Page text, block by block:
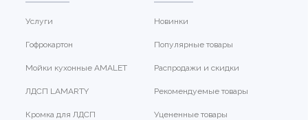
Услуги
Гофрокартон
Мойки кухонные AMALET
ЛДСП LAMARTY
Кромка для ЛДСП
Новинки
Популярные товары
Распродажи и скидки
Рекомендуемые товары
Уцененные товары